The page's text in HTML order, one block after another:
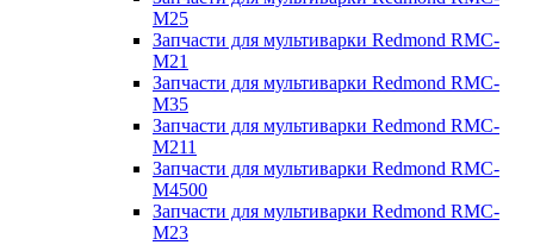
M25
Запчасти для мультиварки Redmond RMC-
M21
Запчасти для мультиварки Redmond RMC-
M35
Запчасти для мультиварки Redmond RMC-
M211
Запчасти для мультиварки Redmond RMC-
M4500
Запчасти для мультиварки Redmond RMC-
M23